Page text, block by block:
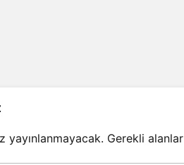
yayınlanmayacak. Gerekli alanlar